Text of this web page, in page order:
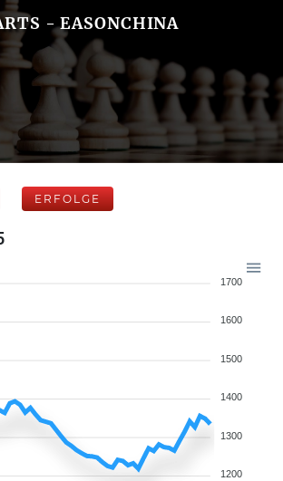
- EASONCHINA
ERFOLGE
1700
1600
1500
1400
1300
1200